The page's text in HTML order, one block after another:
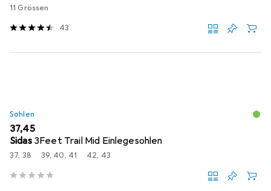
11 Grössen
43
Sohlen
EUR
37,45
Sidas 3Feet Trail Mid Einlegesohlen
37, 38 39, 40, 41 42, 43